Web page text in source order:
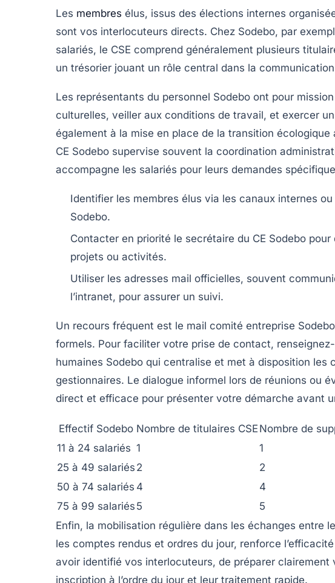
Les membres élus, issus des élections internes
sont vos interlocuteurs directs. Chez Sodebo, par
salariés, le CSE comprend généralement plusieurs
un trésorier jouant un rôle central dans la
Les représentants du personnel Sodebo ont pour
culturelles, veiller aux conditions de travail, et exercer
également à la mise en place de la transition écologique
CE Sodebo supervise souvent la coordination
accompagne les salariés pour leurs demandes
Identifier les membres élus via les canaux internes
Sodebo.
Contacter en priorité le secrétaire du CE Sodebo
projets ou activités.
Utiliser les adresses mail officielles, souvent
l’intranet, pour assurer un suivi.
Un recours fréquent est le mail comité entreprise
formels. Pour faciliter votre prise de contact,
humaines Sodebo qui centralise et met à disposition les
gestionnaires. Le dialogue informel lors de réunions ou
direct et efficace pour présenter votre démarche avant
Effectif Sodebo Nombre de titulaires CSE Nombre de
11 à 24 salariés 1 1
25 à 49 salariés 2 2
50 à 74 salariés 4 4
75 à 99 salariés 5 5
Enfin, la mobilisation régulière dans les échanges entre
les comptes rendus et ordres du jour, renforce
avoir identifié vos interlocuteurs, de préparer
inscription à l’ordre du jour et leur traitement rapide.